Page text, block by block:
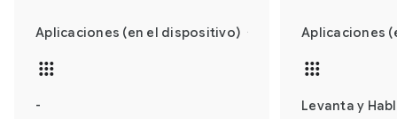
Aplicaciones (en el dispositivo) Aplicaciones
-
Levanta y